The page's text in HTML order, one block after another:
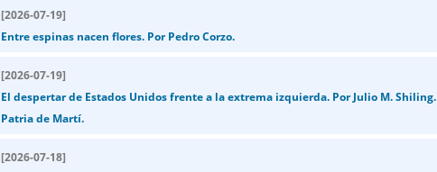
[2026-07-19]
Entre espinas nacen flores. Por Pedro Corzo.
[2026-07-19]
El despertar de Estados Unidos frente a la extrema izquierda. Por Julio M. Shiling.
Patria de Martí.
[2026-07-18]